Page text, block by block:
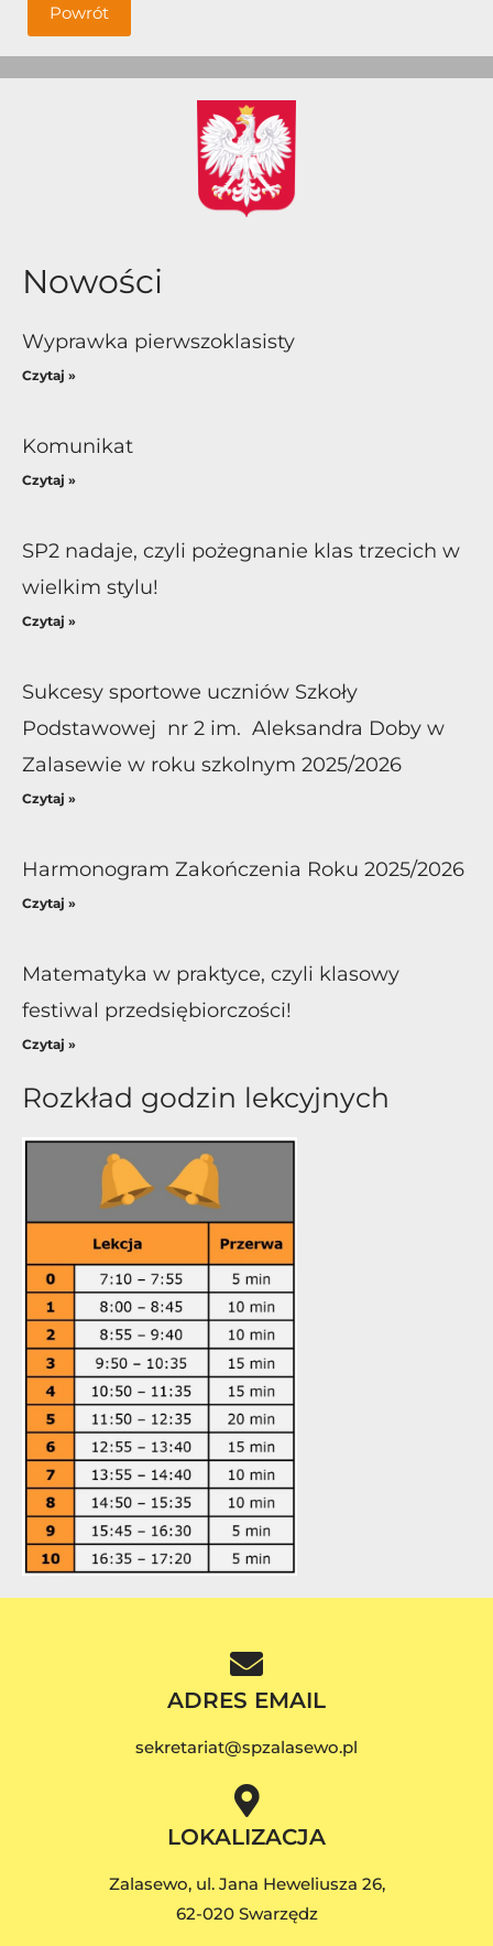
Powrót
Nowości
Wyprawka pierwszoklasisty
Czytaj »
Komunikat
Czytaj »
SP2 nadaje, czyli pożegnanie klas trzecich w
wielkim stylu!
Czytaj »
Sukcesy sportowe uczniów Szkoły
Podstawowej nr 2 im. Aleksandra Doby w
Zalasewie w roku szkolnym 2025/2026
Czytaj »
Harmonogram Zakończenia Roku 2025/2026
Czytaj »
Matematyka w praktyce, czyli klasowy
festiwal przedsiębiorczości!
Czytaj »
Rozkład godzin lekcyjnych
ADRES EMAIL
sekretariat@spzalasewo.pl
LOKALIZACJA
Zalasewo, ul. Jana Heweliusza 26,
62-020 Swarzędz